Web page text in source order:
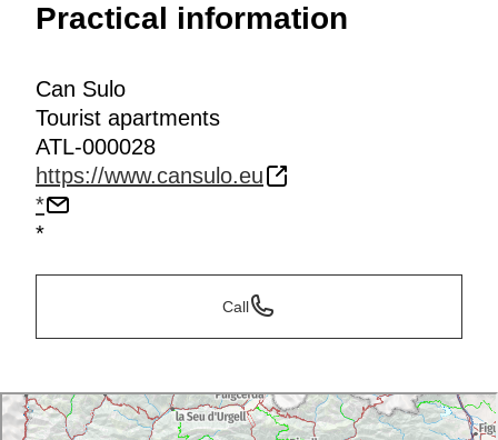
Practical information
Can Sulo
Tourist apartments
ATL-000028
https://www.cansulo.eu
*
*
Call